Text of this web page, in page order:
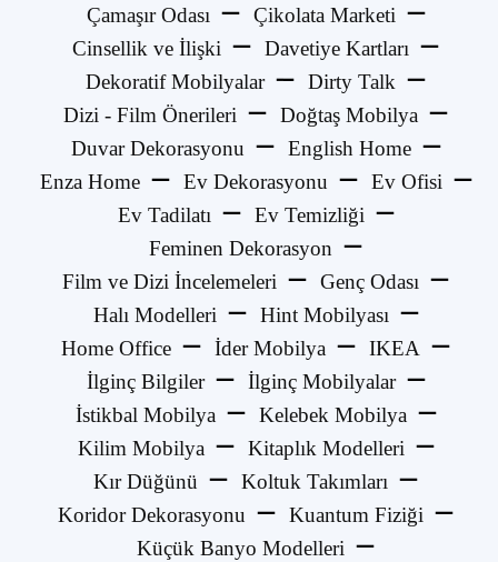
Çamaşır Odası
Çikolata Marketi
Cinsellik ve İlişki
Davetiye Kartları
Dekoratif Mobilyalar
Dirty Talk
Dizi - Film Önerileri
Doğtaş Mobilya
Duvar Dekorasyonu
English Home
Enza Home
Ev Dekorasyonu
Ev Ofisi
Ev Tadilatı
Ev Temizliği
Feminen Dekorasyon
Film ve Dizi İncelemeleri
Genç Odası
Halı Modelleri
Hint Mobilyası
Home Office
İder Mobilya
IKEA
İlginç Bilgiler
İlginç Mobilyalar
İstikbal Mobilya
Kelebek Mobilya
Kilim Mobilya
Kitaplık Modelleri
Kır Düğünü
Koltuk Takımları
Koridor Dekorasyonu
Kuantum Fiziği
Küçük Banyo Modelleri